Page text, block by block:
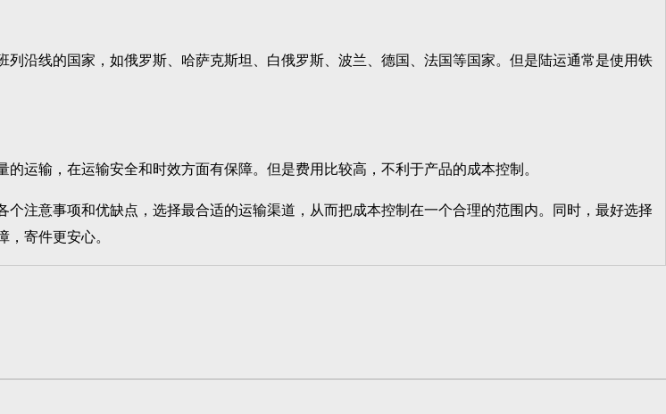
线的国家，如俄罗斯、哈萨克斯坦、白俄罗斯、波兰、德国、法国等国家。但是陆运通常是使用铁
输，在运输安全和时效方面有保障。但是费用比较高，不利于产品的成本控制。
意事项和优缺点，选择最合适的运输渠道，从而把成本控制在一个合理的范围内。同时，最好选择
寄件更安心。